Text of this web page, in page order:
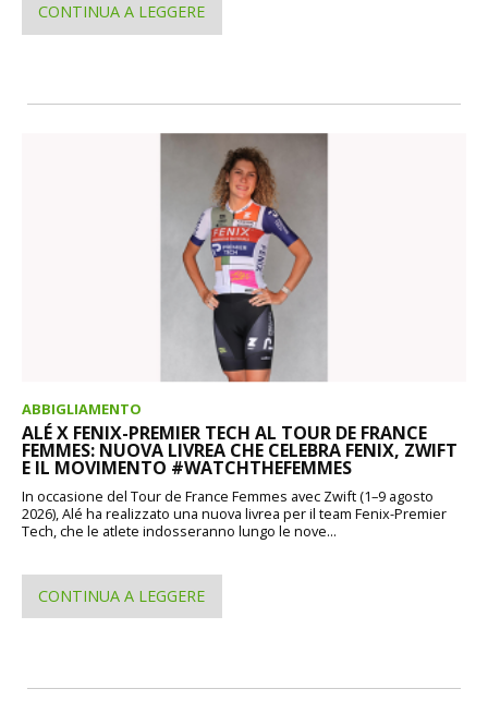
CONTINUA A LEGGERE
ABBIGLIAMENTO
ALÉ X FENIX-PREMIER TECH AL TOUR DE FRANCE
FEMMES: NUOVA LIVREA CHE CELEBRA FENIX, ZWIFT
E IL MOVIMENTO #WATCHTHEFEMMES
In occasione del Tour de France Femmes avec Zwift (1–9 agosto
2026), Alé ha realizzato una nuova livrea per il team Fenix-Premier
Tech, che le atlete indosseranno lungo le nove...
CONTINUA A LEGGERE